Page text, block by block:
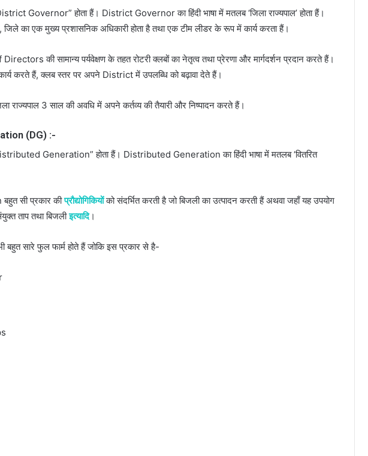
Governor” होता हैं। District Governor का हिंदी भाषा में मतलब ‘जिला राज्यपाल’ होता हैं।
का एक मुख्य प्रशासनिक अधिकारी होता है तथा एक टीम लीडर के रूप में कार्य करता हैं।
की सामान्य पर्यवेक्षण के तहत रोटरी क्लबों का नेतृत्व तथा प्रेरणा और मार्गदर्शन प्रदान करते हैं।
करते हैं, क्लब स्तर पर अपने District में उपलब्धि को बढ़ावा देते हैं।
राज्यपाल 3 साल की अवधि में अपने कर्तव्य की तैयारी और निष्पादन करते हैं।
(DG) :-
Generation” होता हैं। Distributed Generation का हिंदी भाषा में मतलब ‘वितरित
सी प्रकार कीप्रौद्योगिकियोंको संदर्भित करती है जो बिजली का उत्पादन करती हैं अथवा जहाँ यह उपयोग
ताप तथा बिजलीइत्यादि।
सारे फुल फार्म होते हैं जोकि इस प्रकार से है-